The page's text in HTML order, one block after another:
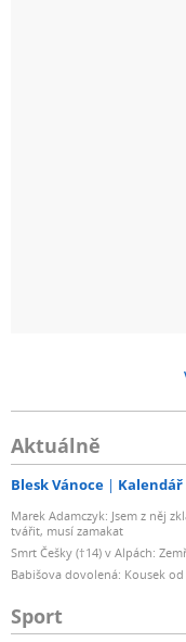
Aktuálně
Blesk Vánoce Kalendář
Marek Adamczyk: Jsem z něj
tvářit, musí zamakat
Smrt Češky (†14) v Alpách:
Babišova dovolená: Kousek
Sport